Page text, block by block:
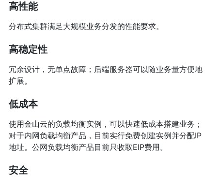
高性能
分布式集群满足大规模业务分发的性能要求。
高稳定性
冗余设计，无单点故障；后端服务器可以随业务量方便地
扩展。
低成本
使用金山云的负载均衡实例，可以快速低成本搭建业务；
对于内网负载均衡产品，目前实行免费创建实例并分配IP
地址。公网负载均衡产品目前只收取EIP费用。
安全